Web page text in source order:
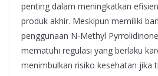
penting dalam meningkatkan
produk akhir. Meskipun memiliki
penggunaan N-Methyl
mematuhi regulasi yang berlaku
menimbulkan risiko kesehatan jika